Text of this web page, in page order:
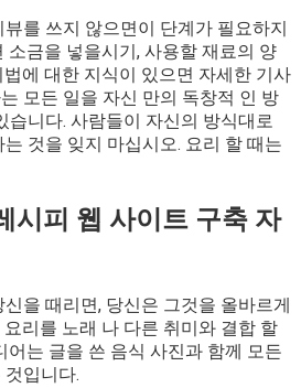
를 쓰지 않으면이 단계가 필요하지
소금을 넣을시기, 사용할 재료의 양
에 대한 지식이 있으면 자세한 기사
모든 일을 자신 만의 독창적 인 방
습니다. 사람들이 자신의 방식대로
것을 잊지 마십시오. 요리 할 때는
시피 웹 사이트 구축 자
을 때리면, 당신은 그것을 올바르게
리를 노래 나 다른 취미와 결합 할
어는 글을 쓴 음식 사진과 함께 모든
입니다.